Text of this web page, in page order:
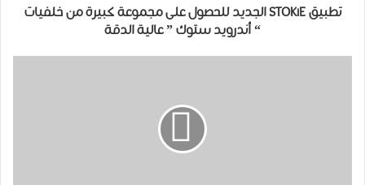
ﺗﻄﺒﻴﻖ STOKiE الجديد للحصول على ﻣﺠﻤﻮﻋﺔ ﻛﺒﻴﺮﺓ ﻣﻦ ﺧﻠﻔﻴﺎﺕ
“ ﺃﻧﺪﺭﻭﻳﺪ ﺳﺘﻮﻙ ” عالية الدقة